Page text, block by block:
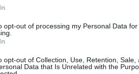
opt-out of processing my Personal Data for
opt-out of Collection, Use, Retention, Sale,
Data that Is Unrelated with the